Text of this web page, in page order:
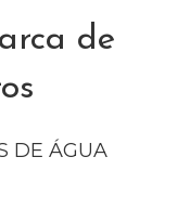
de
DE ÁGUA